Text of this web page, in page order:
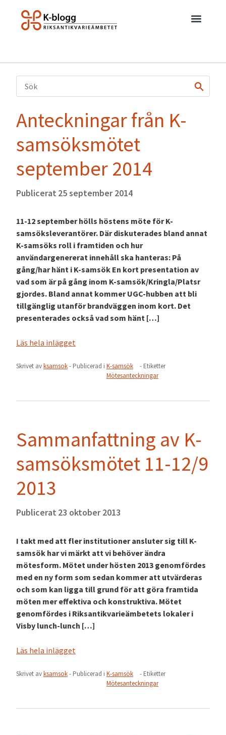
Anteckningar från K-
samsöksmötet
september 2014
Publicerat 25 september 2014
11-12 september hölls höstens möte för K-
samsöksleverantörer. Där diskuterades bland annat
K-samsöks roll i framtiden och hur
användargenererat innehåll ska hanteras: På
gång/har hänt i K-samsök En kort presentation av
vad som är på gång inom K-samsök/Kringla/Platsr
gjordes. Bland annat kommer UGC-hubben att bli
tillgänglig utanför brandväggen inom kort. Det
presenterades också vad som hänt […]
Läs hela inlägget
Skrivet avksamsok- Publicerad i K-samsök
- Etiketter
Mötesanteckningar
Sammanfattning av K-
samsöksmötet 11-12/9
2013
Publicerat 23 oktober 2013
I takt med att fler institutioner ansluter sig till K-
samsök har vi märkt att vi behöver ändra
mötesform. Mötet under hösten 2013 genomfördes
med en ny form som sedan kommer att utvärderas
och som kan ligga till grund för att göra framtida
möten mer effektiva och konstruktiva. Mötet
genomfördes i Riksantikvarieämbetets lokaler i
Visby lunch-lunch […]
Läs hela inlägget
Skrivet avksamsok- Publicerad i K-samsök
- Etiketter
Mötesanteckningar